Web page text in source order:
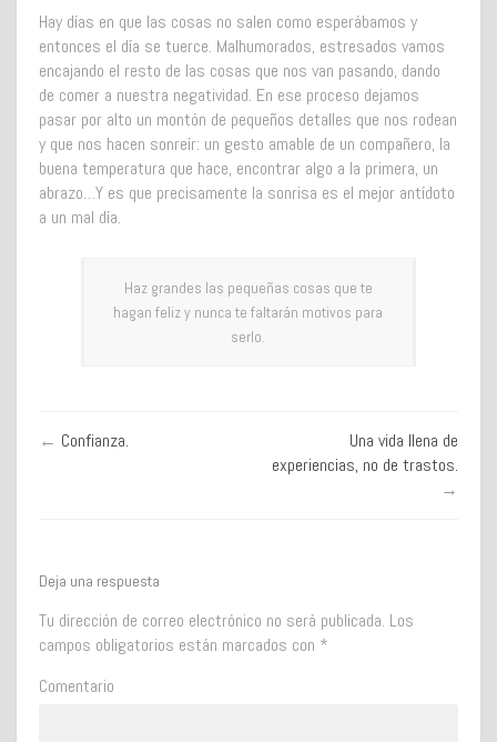
Hay días en que las cosas no salen como esperábamos y
entonces el día se tuerce. Malhumorados, estresados vamos
encajando el resto de las cosas que nos van pasando, dando
de comer a nuestra negatividad. En ese proceso dejamos
pasar por alto un montón de pequeños detalles que nos rodean
y que nos hacen sonreír: un gesto amable de un compañero, la
buena temperatura que hace, encontrar algo a la primera, un
abrazo…Y es que precisamente la sonrisa es el mejor antídoto
a un mal día.
Haz grandes las pequeñas cosas que te
hagan feliz y nunca te faltarán motivos para
serlo.
← Confianza.
Una vida llena de
experiencias, no de trastos.
→
Deja una respuesta
Tu dirección de correo electrónico no será publicada. Los
campos obligatorios están marcados con *
Comentario